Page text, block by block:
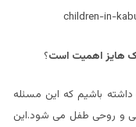
هایز اهمیت است؟
باشیم که این مسئله
و روحی طفل می شود.این